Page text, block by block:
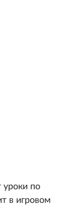
уроки по
в игровом